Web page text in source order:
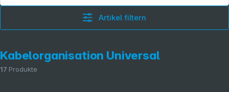
Artikel filtern
Kabelorganisation Universal
17 Produkte